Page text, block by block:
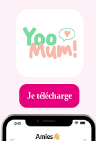
Je télécharge